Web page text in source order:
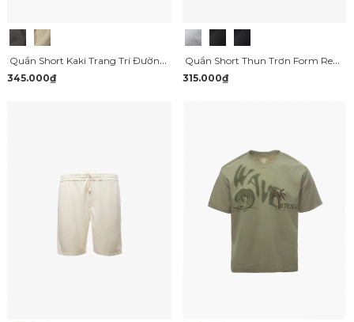
Quần Short Kaki Trang Trí Đường Diễu 2 Bên Túi Hộp Form Straight QS073
345.000₫
Quần Short Thun Trơn Form Regular QS072
315.000₫